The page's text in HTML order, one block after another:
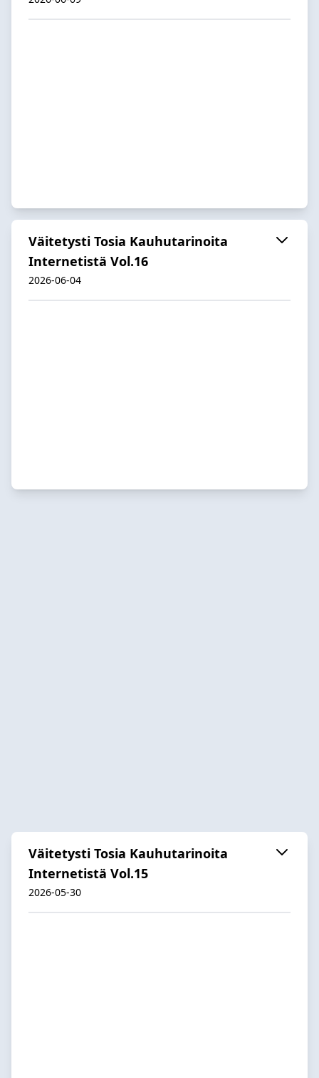
Väitetysti Tosia Kauhutarinoita
Internetistä Vol.16
2026-06-04
Väitetysti Tosia Kauhutarinoita
Internetistä Vol.15
2026-05-30